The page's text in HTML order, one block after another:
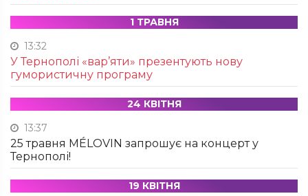
1 ТРАВНЯ
13:32
У Тернополі «вар’яти» презентують нову
гумористичну програму
24 КВІТНЯ
13:37
25 травня MÉLOVIN запрошує на концерт у
Тернополі!
19 КВІТНЯ